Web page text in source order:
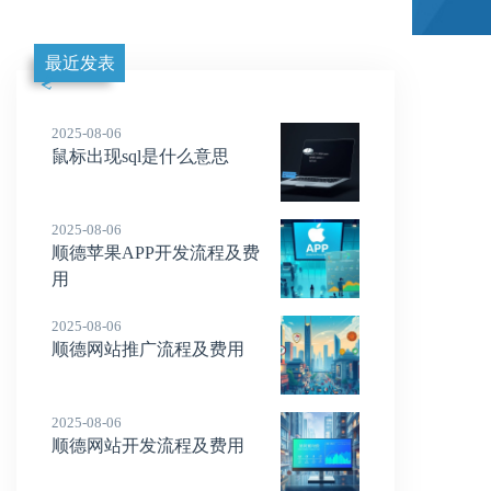
最近发表
2025-08-06
鼠标出现sql是什么意思
2025-08-06
顺德苹果APP开发流程及费
用
2025-08-06
顺德网站推广流程及费用
2025-08-06
顺德网站开发流程及费用